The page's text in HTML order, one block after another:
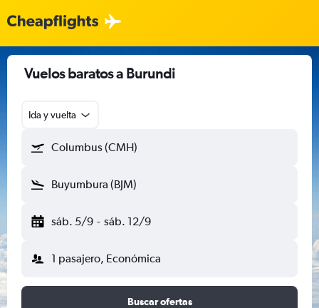
Vuelos baratos a Burundi
Ida y vuelta
Columbus (CMH)
Buyumbura (BJM)
sáb. 5/9 - sáb. 12/9
1 pasajero, Económica
Buscar ofertas